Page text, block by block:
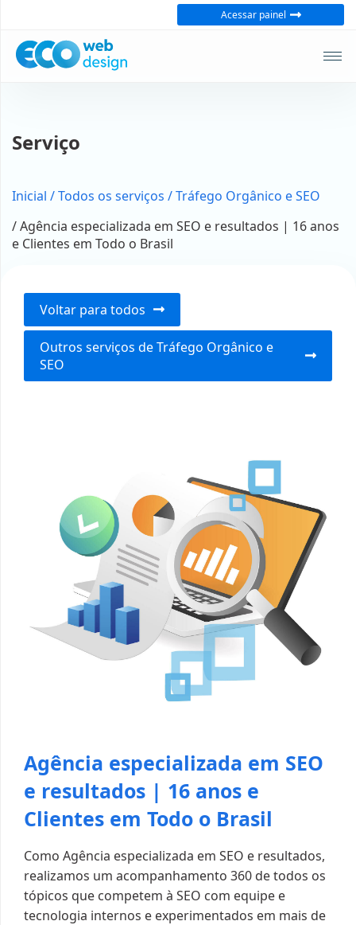
Acessar painel
Soluções
Webdesign
no
Google
para
gerar
leads
Empresa
Atendimento
Serviço
Inicial / Todos os serviços / Tráfego Orgânico e SEO
/ Agência especializada em SEO e resultados | 16 anos
e Clientes em Todo o Brasil
Voltar para todos
Outros serviços de Tráfego Orgânico e
SEO
Agência especializada em SEO
e resultados | 16 anos e
Clientes em Todo o Brasil
Como Agência especializada em SEO e resultados,
realizamos um acompanhamento 360 de todos os
tópicos que competem à SEO com equipe e
tecnologia internos e experimentados em mais de